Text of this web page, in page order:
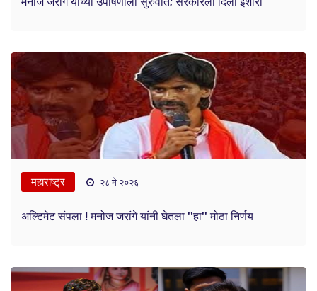
महाराष्ट्र २८ मे २०२६
अल्टिमेट संपला ! मनोज जरांगे यांनी घेतला ''हा'' मोठा निर्णय